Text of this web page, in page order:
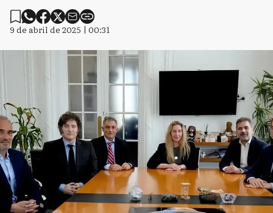
9 de abril de 2025 | 00:31